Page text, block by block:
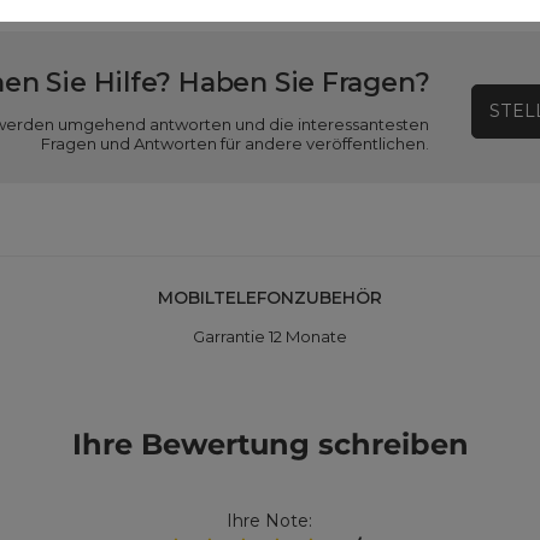
Sie Hilfe? Haben Sie Fragen?
umgehend antworten und die interessantesten
Fragen und Antworten für andere veröffentlichen.
MOBILTELEFONZUBEHÖR
Garrantie 12 Monate
Ihre Bewertung schreiben
Ihre Note: